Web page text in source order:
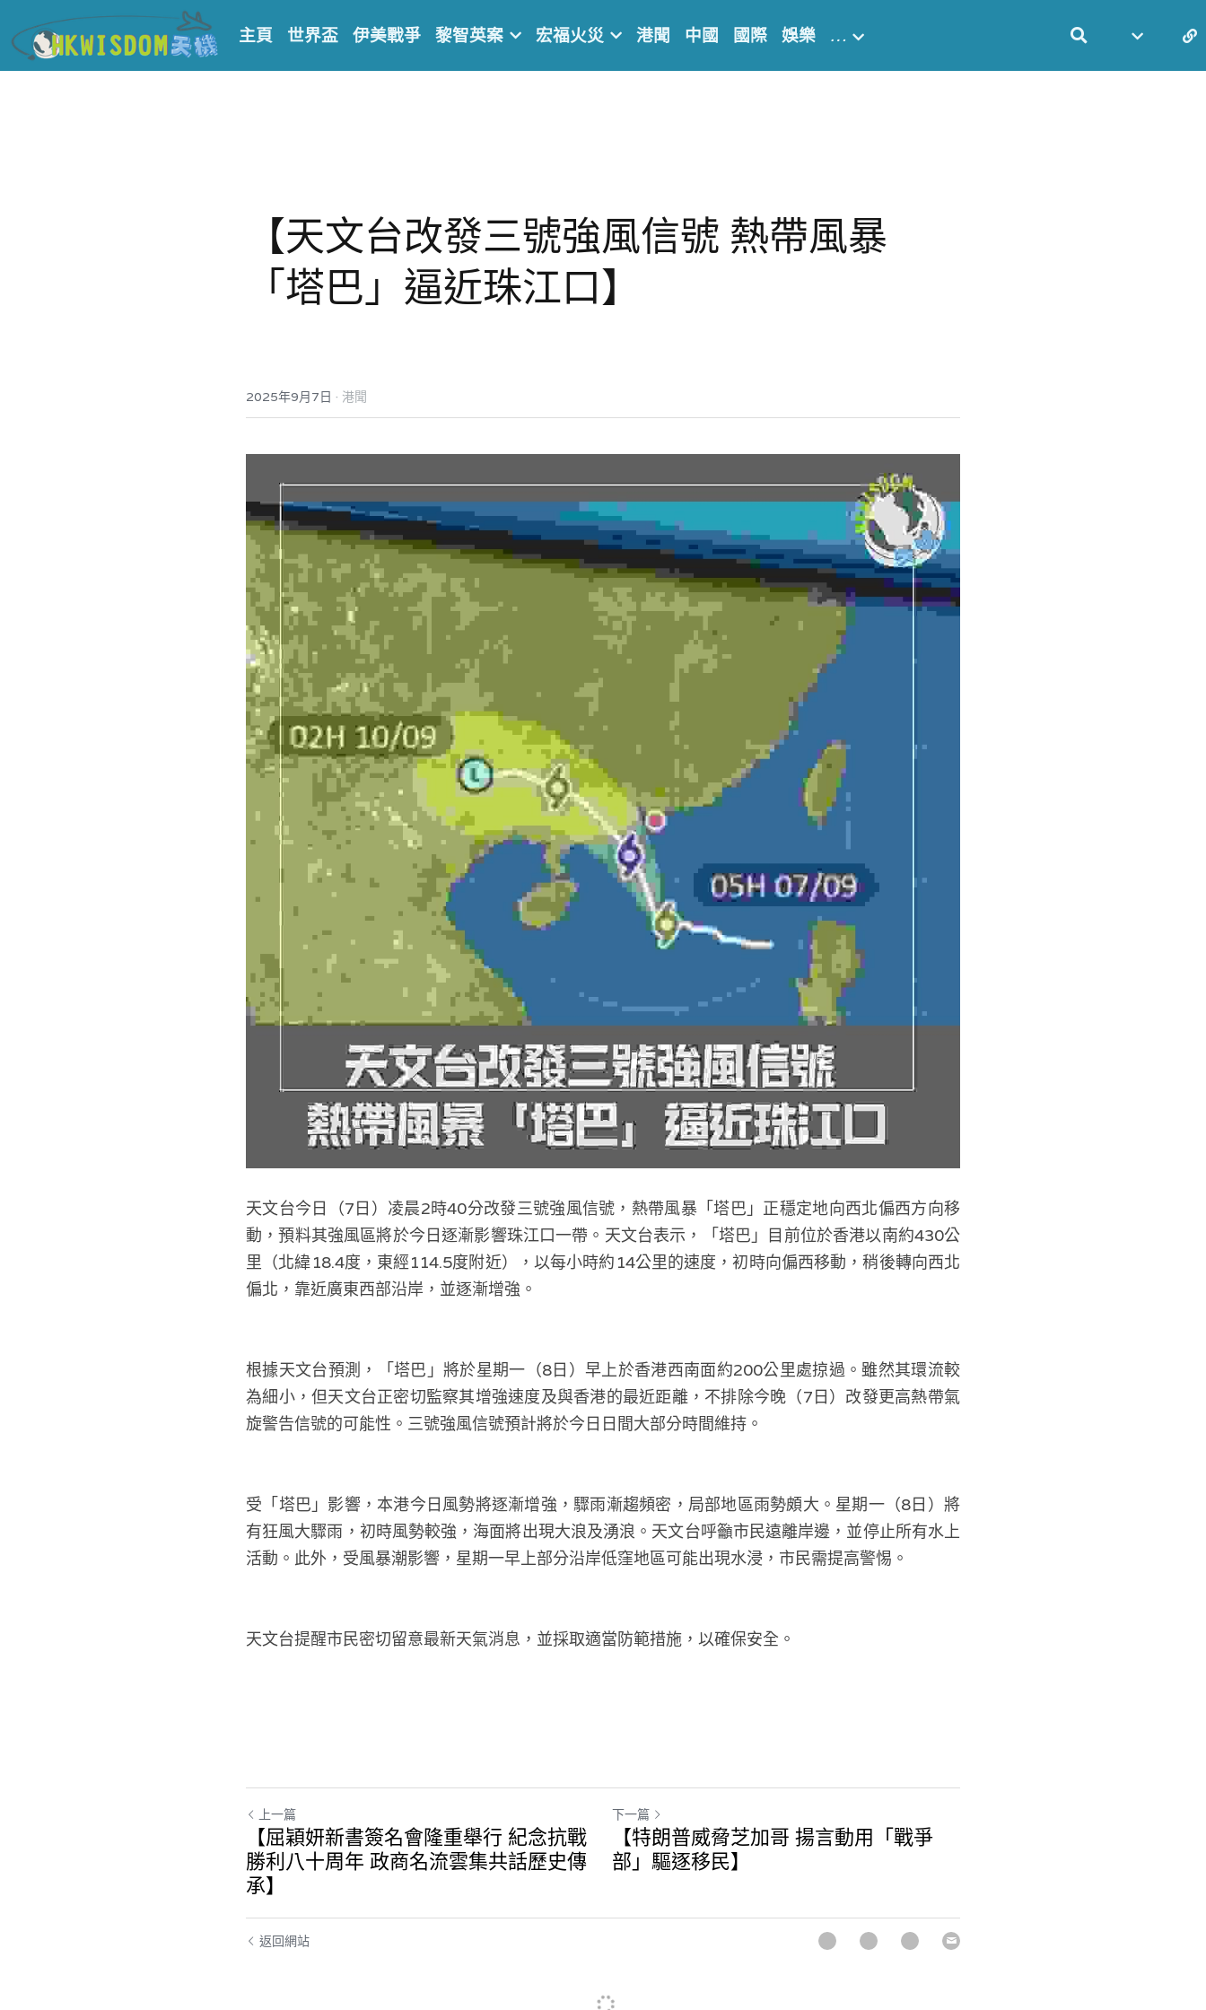
主頁 世界盃 伊美戰爭 黎智英案 宏福火災 港聞 中國 國際 娛樂 …
【天文台改發三號強風信號 熱帶風暴
「塔巴」逼近珠江口】
2025年9月7日 · 港聞
天文台今日（7日）凌晨2時40分改發三號強風信號，熱帶風暴「塔巴」正穩定地向西北偏西方向移
動，預料其強風區將於今日逐漸影響珠江口一帶。天文台表示，「塔巴」目前位於香港以南約430公
里（北緯18.4度，東經114.5度附近），以每小時約14公里的速度，初時向偏西移動，稍後轉向西北
偏北，靠近廣東西部沿岸，並逐漸增強。
根據天文台預測，「塔巴」將於星期一（8日）早上於香港西南面約200公里處掠過。雖然其環流較
為細小，但天文台正密切監察其增強速度及與香港的最近距離，不排除今晚（7日）改發更高熱帶氣
旋警告信號的可能性。三號強風信號預計將於今日日間大部分時間維持。
受「塔巴」影響，本港今日風勢將逐漸增強，驟雨漸趨頻密，局部地區雨勢頗大。星期一（8日）將
有狂風大驟雨，初時風勢較強，海面將出現大浪及湧浪。天文台呼籲市民遠離岸邊，並停止所有水上
活動。此外，受風暴潮影響，星期一早上部分沿岸低窪地區可能出現水浸，市民需提高警惕。
天文台提醒市民密切留意最新天氣消息，並採取適當防範措施，以確保安全。
上一篇
【屈穎妍新書簽名會隆重舉行 紀念抗戰
勝利八十周年 政商名流雲集共話歷史傳
承】
下一篇
【特朗普威脅芝加哥 揚言動用「戰爭
部」驅逐移民】
返回網站